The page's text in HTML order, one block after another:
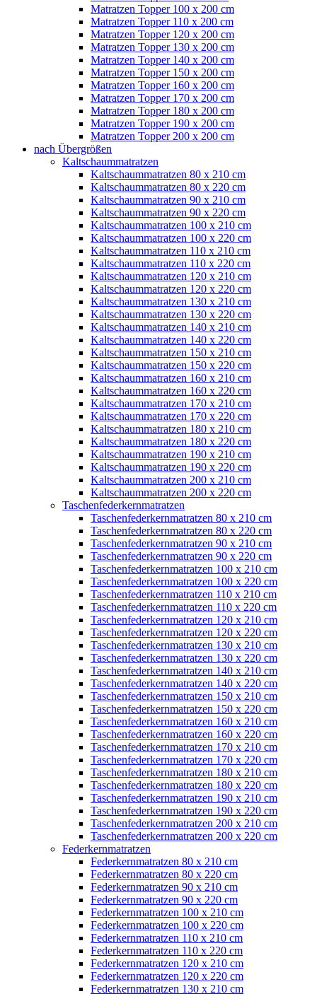
Matratzen Topper 100 x 200 cm
Matratzen Topper 110 x 200 cm
Matratzen Topper 120 x 200 cm
Matratzen Topper 130 x 200 cm
Matratzen Topper 140 x 200 cm
Matratzen Topper 150 x 200 cm
Matratzen Topper 160 x 200 cm
Matratzen Topper 170 x 200 cm
Matratzen Topper 180 x 200 cm
Matratzen Topper 190 x 200 cm
Matratzen Topper 200 x 200 cm
nach Übergrößen
Kaltschaummatratzen
Kaltschaummatratzen 80 x 210 cm
Kaltschaummatratzen 80 x 220 cm
Kaltschaummatratzen 90 x 210 cm
Kaltschaummatratzen 90 x 220 cm
Kaltschaummatratzen 100 x 210 cm
Kaltschaummatratzen 100 x 220 cm
Kaltschaummatratzen 110 x 210 cm
Kaltschaummatratzen 110 x 220 cm
Kaltschaummatratzen 120 x 210 cm
Kaltschaummatratzen 120 x 220 cm
Kaltschaummatratzen 130 x 210 cm
Kaltschaummatratzen 130 x 220 cm
Kaltschaummatratzen 140 x 210 cm
Kaltschaummatratzen 140 x 220 cm
Kaltschaummatratzen 150 x 210 cm
Kaltschaummatratzen 150 x 220 cm
Kaltschaummatratzen 160 x 210 cm
Kaltschaummatratzen 160 x 220 cm
Kaltschaummatratzen 170 x 210 cm
Kaltschaummatratzen 170 x 220 cm
Kaltschaummatratzen 180 x 210 cm
Kaltschaummatratzen 180 x 220 cm
Kaltschaummatratzen 190 x 210 cm
Kaltschaummatratzen 190 x 220 cm
Kaltschaummatratzen 200 x 210 cm
Kaltschaummatratzen 200 x 220 cm
Taschenfederkernmatratzen
Taschenfederkernmatratzen 80 x 210 cm
Taschenfederkernmatratzen 80 x 220 cm
Taschenfederkernmatratzen 90 x 210 cm
Taschenfederkernmatratzen 90 x 220 cm
Taschenfederkernmatratzen 100 x 210 cm
Taschenfederkernmatratzen 100 x 220 cm
Taschenfederkernmatratzen 110 x 210 cm
Taschenfederkernmatratzen 110 x 220 cm
Taschenfederkernmatratzen 120 x 210 cm
Taschenfederkernmatratzen 120 x 220 cm
Taschenfederkernmatratzen 130 x 210 cm
Taschenfederkernmatratzen 130 x 220 cm
Taschenfederkernmatratzen 140 x 210 cm
Taschenfederkernmatratzen 140 x 220 cm
Taschenfederkernmatratzen 150 x 210 cm
Taschenfederkernmatratzen 150 x 220 cm
Taschenfederkernmatratzen 160 x 210 cm
Taschenfederkernmatratzen 160 x 220 cm
Taschenfederkernmatratzen 170 x 210 cm
Taschenfederkernmatratzen 170 x 220 cm
Taschenfederkernmatratzen 180 x 210 cm
Taschenfederkernmatratzen 180 x 220 cm
Taschenfederkernmatratzen 190 x 210 cm
Taschenfederkernmatratzen 190 x 220 cm
Taschenfederkernmatratzen 200 x 210 cm
Taschenfederkernmatratzen 200 x 220 cm
Federkernmatratzen
Federkernmatratzen 80 x 210 cm
Federkernmatratzen 80 x 220 cm
Federkernmatratzen 90 x 210 cm
Federkernmatratzen 90 x 220 cm
Federkernmatratzen 100 x 210 cm
Federkernmatratzen 100 x 220 cm
Federkernmatratzen 110 x 210 cm
Federkernmatratzen 110 x 220 cm
Federkernmatratzen 120 x 210 cm
Federkernmatratzen 120 x 220 cm
Federkernmatratzen 130 x 210 cm